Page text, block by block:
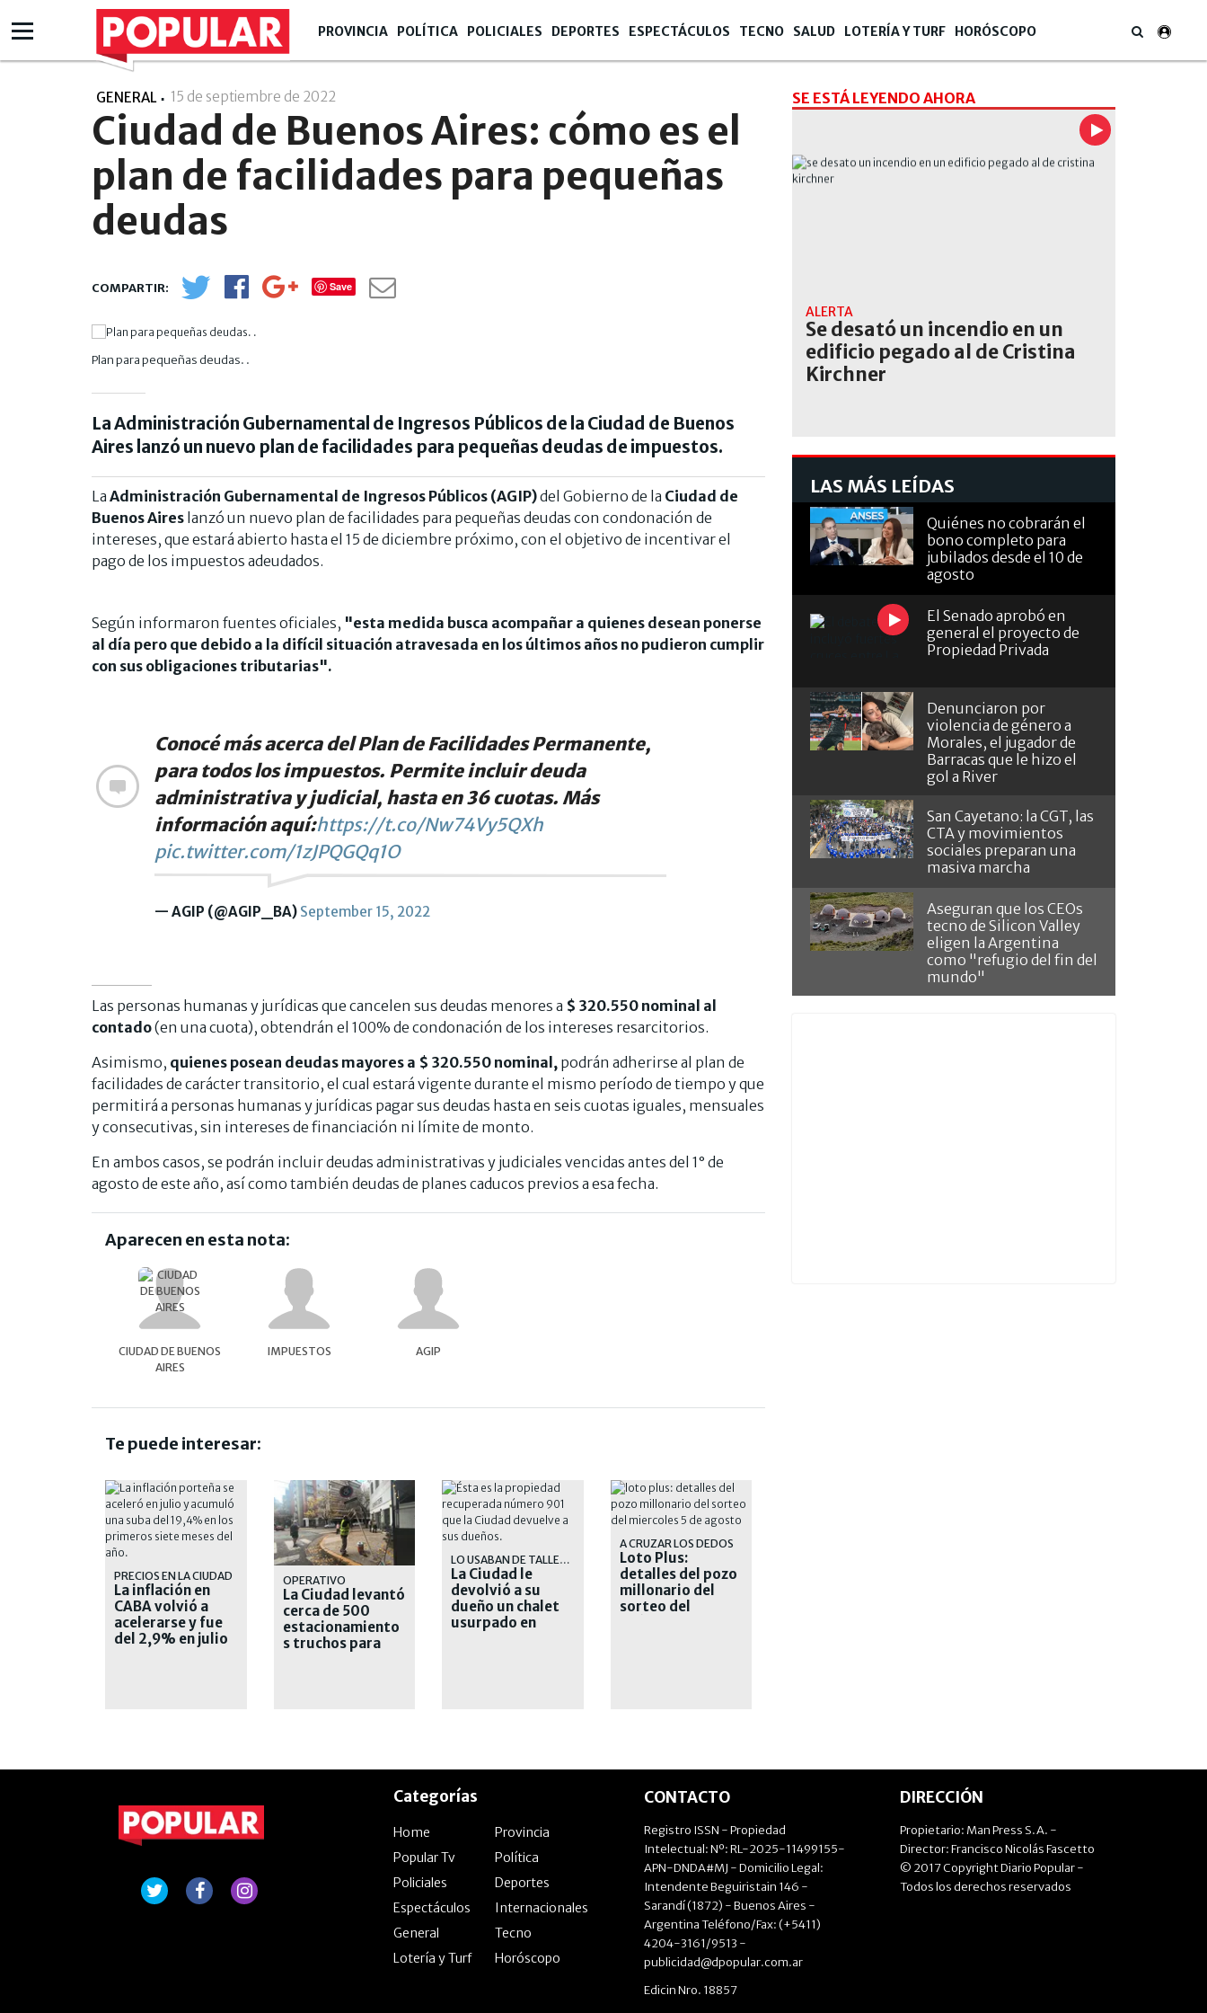
PROVINCIA POLÍTICA POLICIALES DEPORTES ESPECTÁCULOS TECNO SALUD LOTERÍA Y TURF HORÓSCOPO
GENERAL 15 de septiembre de 2022
Ciudad de Buenos Aires: cómo es el
plan de facilidades para pequeñas
deudas
Save
Plan para pequeñas deudas. .
La Administración Gubernamental de Ingresos Públicos de la Ciudad de Buenos
Aires lanzó un nuevo plan de facilidades para pequeñas deudas de impuestos.
La Administración Gubernamental de Ingresos Públicos (AGIP)del Gobierno de la Ciudad de
Buenos Aires lanzó un nuevo plan de facilidades para pequeñas deudas con condonación de
intereses, que estará abierto hasta el 15 de diciembre próximo, con el objetivo de incentivar el
pago de los impuestos adeudados.
Según informaron fuentes oficiales, "esta medida busca acompañar a quienes desean ponerse
al día pero que debido a la difícil situación atravesada en los últimos años no pudieron cumplir
con sus obligaciones tributarias".
Conocé más acerca del Plan de Facilidades Permanente,
para todos los impuestos. Permite incluir deuda
administrativa y judicial, hasta en 36 cuotas. Más
información aquí:https://t.co/Nw74Vy5QXh
pic.twitter.com/1zJPQGQq1O
— AGIP (@AGIP_BA) September 15, 2022
Las personas humanas y jurídicas que cancelen sus deudas menores a $ 320.550 nominal al
contado(en una cuota), obtendrán el 100% de condonación de los intereses resarcitorios.
Asimismo, quienes posean deudas mayores a $ 320.550 nominal, podrán adherirse al plan de
facilidades de carácter transitorio, el cual estará vigente durante el mismo período de tiempo y que
permitirá a personas humanas y jurídicas pagar sus deudas hasta en seis cuotas iguales, mensuales
y consecutivas, sin intereses de financiación ni límite de monto.
En ambos casos, se podrán incluir deudas administrativas y judiciales vencidas antes del 1° de
agosto de este año, así como también deudas de planes caducos previos a esa fecha.
Aparecen en esta nota:
CIUDAD DE BUENOS
AIRES
IMPUESTOS AGIP
Te puede interesar:
PRECIOS EN LA CIUDAD
La inflación en
CABA volvió a
acelerarse y fue
del 2,9% en julio
OPERATIVO
La Ciudad levantó
cerca de 500
estacionamiento
s truchos para
LO USABAN DE TALLER TEXTIL
La Ciudad le
devolvió a su
dueño un chalet
usurpado en
A CRUZAR LOS DEDOS
Loto Plus:
detalles del pozo
millonario del
sorteo del
SE ESTÁ LEYENDO AHORA
ALERTA
Se desató un incendio en un
edificio pegado al de Cristina
Kirchner
LAS MÁS LEÍDAS
Quiénes no cobrarán el
bono completo para
jubilados desde el 10 de
agosto
El Senado aprobó en
general el proyecto de
Propiedad Privada
Denunciaron por
violencia de género a
Morales, el jugador de
Barracas que le hizo el
gol a River
San Cayetano: la CGT, las
CTA y movimientos
sociales preparan una
masiva marcha
Aseguran que los CEOs
tecno de Silicon Valley
eligen la Argentina
como "refugio del fin del
mundo"
Categorías
Home
Provincia
Popular Tv
Política
Policiales
Deportes
Espectáculos
Internacionales
General
Tecno
Lotería y Turf
Horóscopo
CONTACTO
Registro ISSN - Propiedad
Intelectual: Nº: RL-2025-11499155-
APN-DNDA#MJ - Domicilio Legal:
Intendente Beguiristain 146 -
Sarandí (1872) - Buenos Aires -
Argentina Teléfono/Fax: (+5411)
4204-3161/9513 -
publicidad@dpopular.com.ar
Edicin Nro. 18857
DIRECCIÓN
Propietario: Man Press S.A. -
Director: Francisco Nicolás Fascetto
© 2017 Copyright Diario Popular -
Todos los derechos reservados